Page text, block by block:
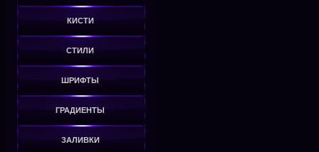
КИСТИ
СТИЛИ
ШРИФТЫ
ГРАДИЕНТЫ
ЗАЛИВКИ